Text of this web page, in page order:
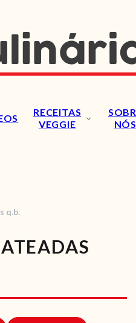
RECEITAS
VEGGIE
NÓS
q.b.